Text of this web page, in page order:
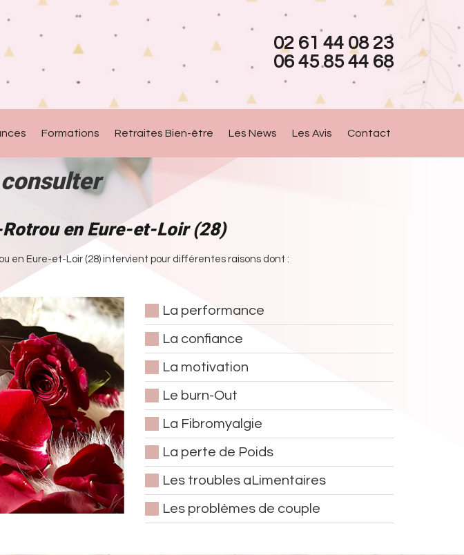
02 61 44 08 23
06 45 85 44 68
Formations Retraites Bien-être Les News Les Avis Contact
en Eure-et-Loir (28)
en Eure-et-Loir (28) intervient pour différentes raisons dont :
La performance
La confiance
La motivation
Le burn-Out
La Fibromyalgie
La perte de Poids
Les troubles aLimentaires
Les problèmes de couple